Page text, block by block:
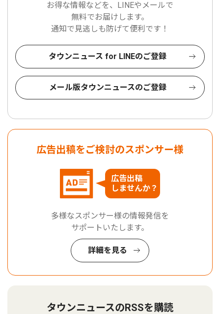
お得な情報などを、LINEやメールで
無料でお届けします。
通知で見逃しも防げて便利です！
タウンニュース for LINEのご登録
メール版タウンニュースのご登録
広告出稿をご検討のスポンサー様
広告出稿
しませんか？
多様なスポンサー様の情報発信を
サポートいたします。
詳細を見る
タウンニュースのRSSを購読